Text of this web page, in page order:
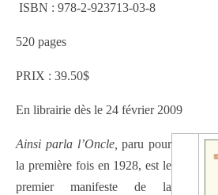
ISBN : 978-2-923713-03-8
520 pages
PRIX : 39.50$
En librairie dès le 24 février 2009
Ainsi parla l’Oncle,paru pour
la première fois en 1928, est le
premier manifeste de la